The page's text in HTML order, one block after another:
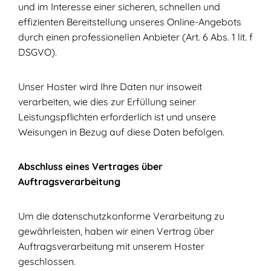
und im Interesse einer sicheren, schnellen und
effizienten Bereitstellung unseres Online-Angebots
durch einen professionellen Anbieter (Art. 6 Abs. 1 lit. f
DSGVO).
Unser Hoster wird Ihre Daten nur insoweit
verarbeiten, wie dies zur Erfüllung seiner
Leistungspflichten erforderlich ist und unsere
Weisungen in Bezug auf diese Daten befolgen.
Abschluss eines Vertrages über
Auftragsverarbeitung
Um die datenschutzkonforme Verarbeitung zu
gewährleisten, haben wir einen Vertrag über
Auftragsverarbeitung mit unserem Hoster
geschlossen.